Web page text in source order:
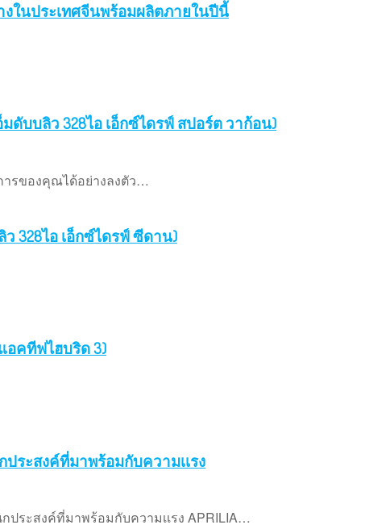
งในประเทศจีนพร้อมผลิตภายในปีนี้
เอ็มดับบลิว 328ไอ เอ็กซ์ไดรฟ์ สปอร์ต วาก้อน)
รของคุณได้อย่างลงตัว…
ลิว 328ไอ เอ็กซ์ไดรฟ์ ซีดาน)
แอคทีฟไฮบริด 3)
นกประสงค์ที่มาพร้อมกับความเเรง
กประสงค์ที่มาพร้อมกับความเเรง APRILIA…